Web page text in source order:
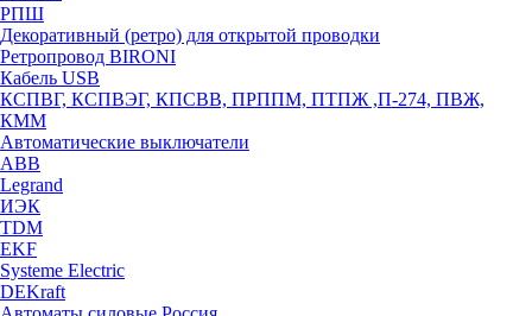
РПШ
Декоративный (ретро) для открытой проводки
Ретропровод BIRONI
Кабель USB
КСПВГ, КСПВЭГ, КПСВВ, ПРППМ, ПТПЖ ,П-274, ПВЖ,
КММ
Автоматические выключатели
ABB
Legrand
ИЭК
TDM
EKF
Systeme Electric
DEKraft